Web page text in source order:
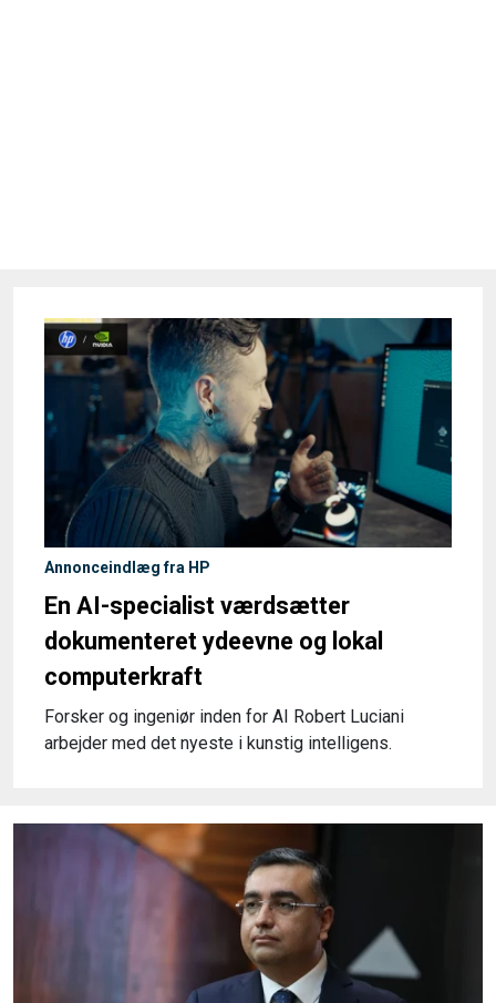
Annonceindlæg fra HP
En AI-specialist værdsætter
dokumenteret ydeevne og lokal
computerkraft
Forsker og ingeniør inden for AI Robert Luciani
arbejder med det nyeste i kunstig intelligens.